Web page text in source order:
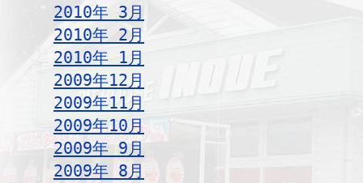
2010年 3月
2010年 2月
2010年 1月
2009年12月
2009年11月
2009年10月
2009年 9月
2009年 8月